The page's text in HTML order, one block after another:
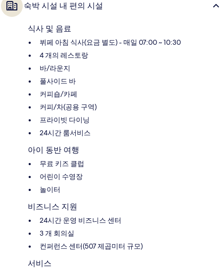
숙박 시설 내 편의 시설
식사 및 음료
뷔페 아침 식사(요금 별도) - 매일 07:00 ~ 10:30
4 개의 레스토랑
바/라운지
풀사이드 바
커피숍/카페
커피/차(공용 구역)
프라이빗 다이닝
24시간 룸서비스
아이 동반 여행
무료 키즈 클럽
어린이 수영장
놀이터
비즈니스 지원
24시간 운영 비즈니스 센터
3 개 회의실
컨퍼런스 센터(507 제곱미터 규모)
서비스